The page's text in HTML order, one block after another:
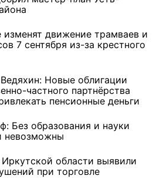
изменят движение трамваев и
7 сентября из-за крестного
Новые облигации
частного партнёрства
пенсионные деньги
Без образования и науки
невозможны
области выявили
при торговле